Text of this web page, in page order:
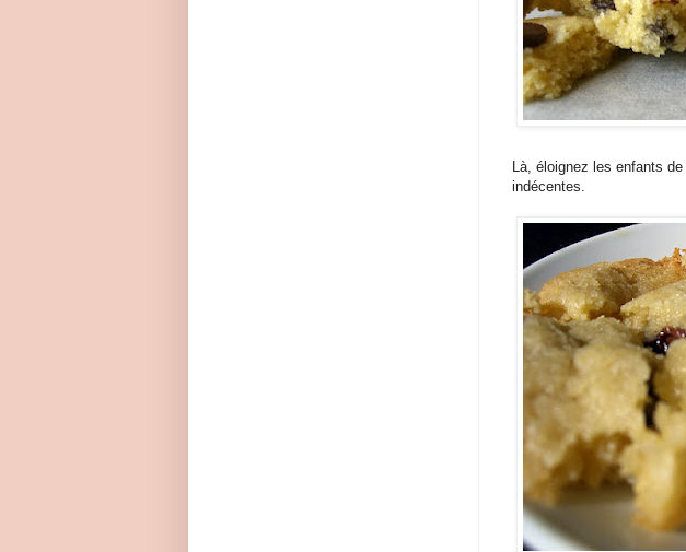
Là, éloignez les enfants
indécentes.